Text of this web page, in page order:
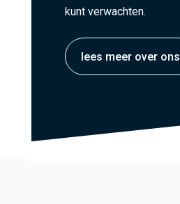
kunt verwachten.
lees meer over ons